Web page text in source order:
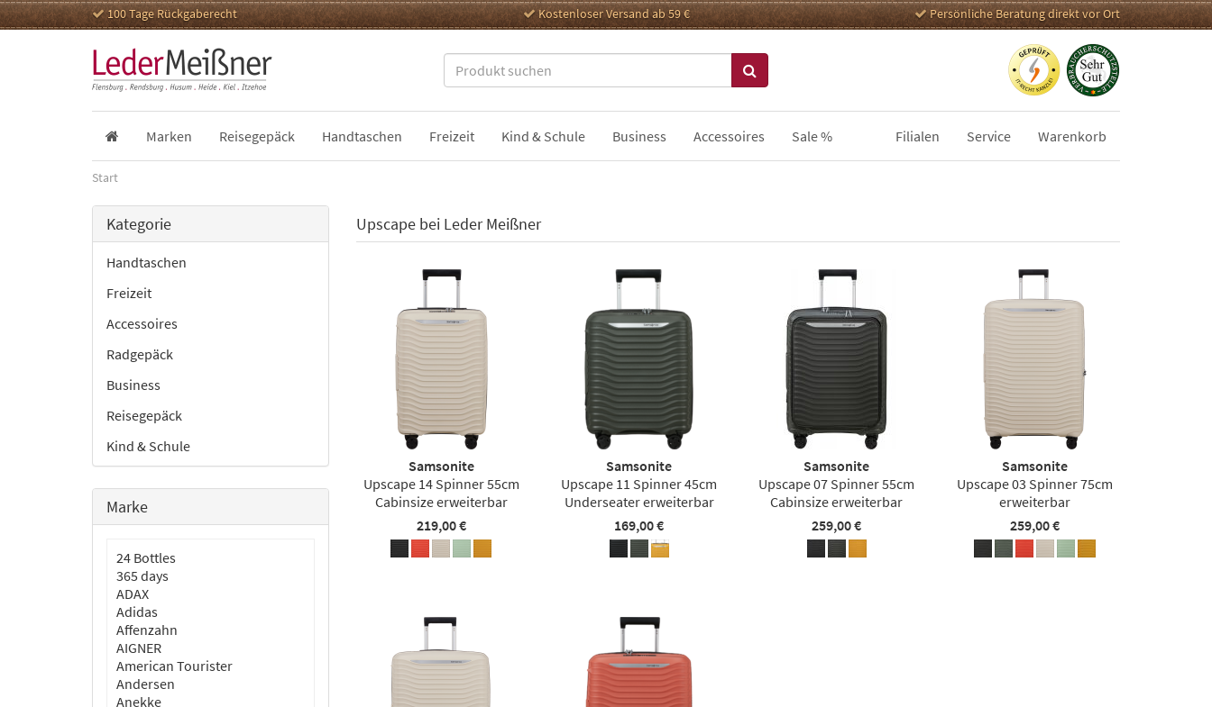
100 Tage Rückgaberecht Kostenloser Versand ab 59 € Persönliche Beratung direkt vor Ort
Marken Reisegepäck Handtaschen Freizeit Kind & Schule Business Accessoires Sale % Filialen Service Warenkorb
Start
Kategorie
Handtaschen
Freizeit
Accessoires
Radgepäck
Business
Reisegepäck
Kind & Schule
Marke
24 Bottles
365 days
ADAX
Adidas
Affenzahn
AIGNER
American Tourister
Andersen
Anekke
Upscape bei Leder Meißner
Samsonite
Upscape 14 Spinner 55cm
Cabinsize erweiterbar
219,00 €
Samsonite
Upscape 11 Spinner 45cm
Underseater erweiterbar
169,00 €
Samsonite
Upscape 07 Spinner 55cm
Cabinsize erweiterbar
259,00 €
Samsonite
Upscape 03 Spinner 75cm
erweiterbar
259,00 €